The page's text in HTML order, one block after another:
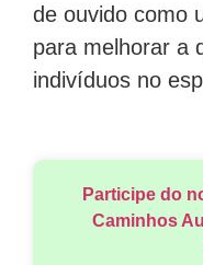
de ouvido como
para melhorar a
indivíduos no
Participe do
Caminhos